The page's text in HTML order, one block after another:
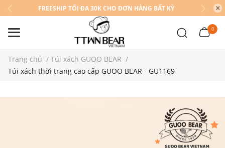
FREESHIP TỐI ĐA 30K CHO ĐƠN HÀNG BẤT KỲ
0
Trang chủ / Túi xách GUOO BEAR /
Túi xách thời trang cao cấp GUOO BEAR - GU1169